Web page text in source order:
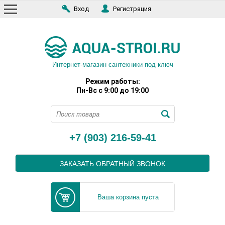
Вход Регистрация
Интернет-магазин сантехники под ключ
Режим работы:
Пн-Вс с 9:00 до 19:00
+7 (903) 216-59-41
ЗАКАЗАТЬ ОБРАТНЫЙ ЗВОНОК
Ваша корзина пуста